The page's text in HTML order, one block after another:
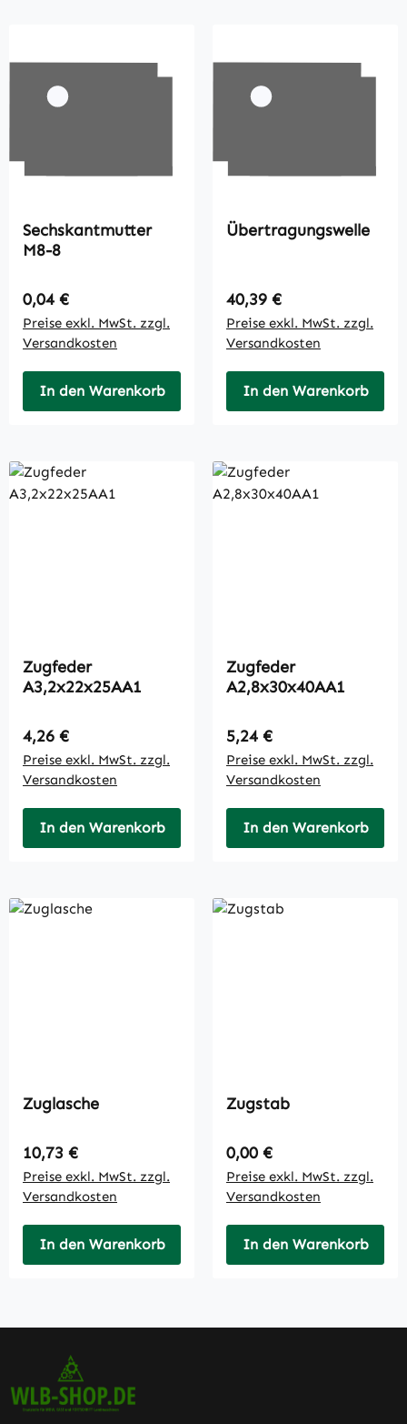
Sechskantmutter
M8-8
Regulärer Preis:
0,04 €
Preise exkl. MwSt. zzgl.
Versandkosten
In den Warenkorb
Übertragungswelle
Regulärer Preis:
40,39 €
Preise exkl. MwSt. zzgl.
Versandkosten
In den Warenkorb
Zugfeder
A3,2x22x25AA1
Regulärer Preis:
4,26 €
Preise exkl. MwSt. zzgl.
Versandkosten
In den Warenkorb
Zugfeder
A2,8x30x40AA1
Regulärer Preis:
5,24 €
Preise exkl. MwSt. zzgl.
Versandkosten
In den Warenkorb
Zuglasche
Regulärer Preis:
10,73 €
Preise exkl. MwSt. zzgl.
Versandkosten
In den Warenkorb
Zugstab
Regulärer Preis:
0,00 €
Preise exkl. MwSt. zzgl.
Versandkosten
In den Warenkorb